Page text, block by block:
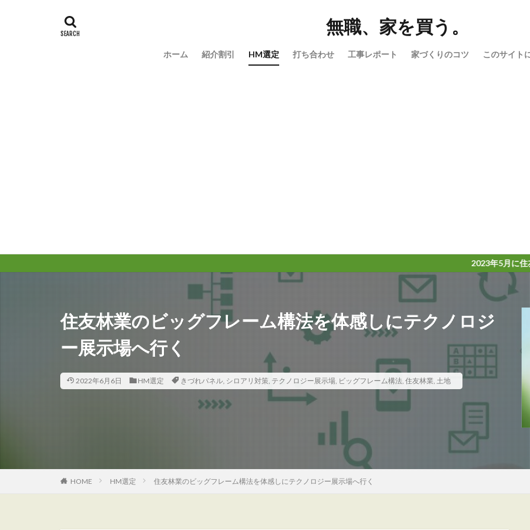
無職、家を買う。
ホーム 紹介割引 HM選定 打ち合わせ 工事レポート 家づくりのコツ このサイト
2023年5月に住友林業でマイホ
住友林業のビッグフレーム構法を体感しにテクノロジ
ー展示場へ行く
2022年6月6日 HM選定 きづれパネル, シロアリ対策, テクノロジー展示場, ビッグフレーム構法, 住友林業, 土地
HOME HM選定 住友林業のビッグフレーム構法を体感しにテクノロジー展示場へ行く